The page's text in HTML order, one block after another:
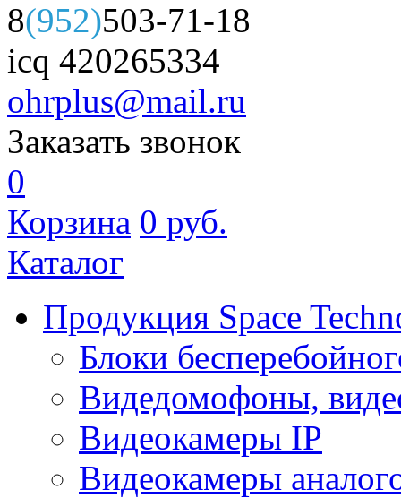
8(952)503-71-18
icq 420265334
ohrplus@mail.ru
Заказать звонок
0
Корзина 0 руб.
Каталог
Продукция Space
Блоки
Видедомофоны,
Видеокамеры IP
Видеокамеры